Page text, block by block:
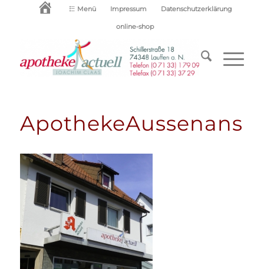
StartseiteMenü Impressum Datenschutzerklärung
online-shop